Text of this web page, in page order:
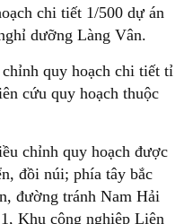
chi tiết 1/500 dự án
dưỡng Làng Vân.
quy hoạch chi tiết tỉ
cứu quy hoạch thuộc
chỉnh quy hoạch được
đồi núi; phía tây bắc
đường tránh Nam Hải
Khu công nghiệp Liên